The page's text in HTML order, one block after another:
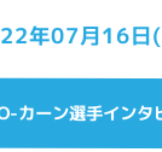
年07月16日
カーン選手インタ